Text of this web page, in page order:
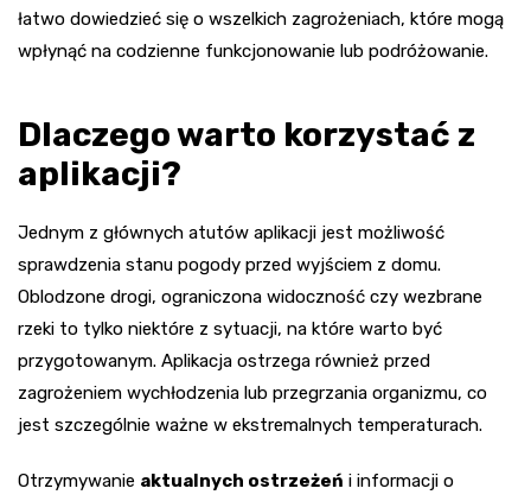
łatwo dowiedzieć się o wszelkich zagrożeniach, które mogą
wpłynąć na codzienne funkcjonowanie lub podróżowanie.
Dlaczego warto korzystać z
aplikacji?
Jednym z głównych atutów aplikacji jest możliwość
sprawdzenia stanu pogody przed wyjściem z domu.
Oblodzone drogi, ograniczona widoczność czy wezbrane
rzeki to tylko niektóre z sytuacji, na które warto być
przygotowanym. Aplikacja ostrzega również przed
zagrożeniem wychłodzenia lub przegrzania organizmu, co
jest szczególnie ważne w ekstremalnych temperaturach.
Otrzymywanie aktualnych ostrzeżeń i informacji o